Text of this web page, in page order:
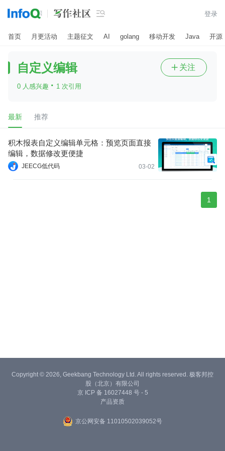
 登录
首页 月更活动 主题征文 AI golang 移动开发 Java 开源
自定义编辑
0 人感兴趣 · 1 次引用
 关注
最新 推荐
积木报表自定义编辑单元格：预览页面直接
编辑，数据修改更便捷
JEECG低代码 03-02
1
Copyright © 2026, Geekbang Technology Ltd. All rights reserved. 极客邦控
股（北京）有限公司
京 ICP 备 16027448 号 - 5
产品资质
京公网安备 11010502039052号